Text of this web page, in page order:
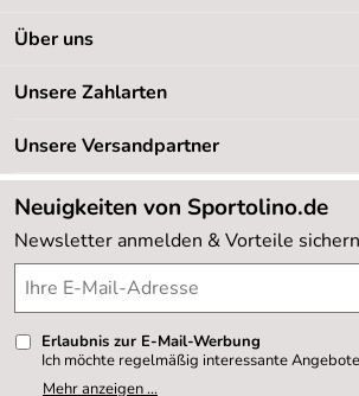
Kontakt
Newsletter
Retourenabwicklung
Lieferbedingungen
Kundenlogin
Über uns
Unsere Bestseller
Neu
Sale %
Kundenbewertungen (20.177)
4,8/5*****
Unsere Zahlarten
Unsere Versandpartner
Neuigkeiten von Sportolino.de
Newsletter anmelden & Vorteile sichern
Erlaubnis zur E-Mail-Werbung
Ich möchte regelmäßig interessante
Meine E-Mail-Adresse wird nicht an andere
Mehr anzeigen ...